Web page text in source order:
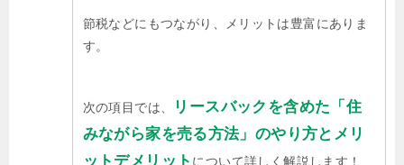
節税などにもつながり、メリットは豊富にありま
す。
次の項目では、
リースバックを含めた「住
みながら家を売る方法」のやり方とメリ
ットデメリット について詳しく解説します！